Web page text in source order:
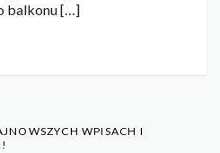
balkonu […]
WPISACH I